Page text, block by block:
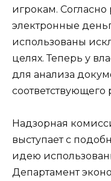
игрокам.
электронные
использованы
целях. Теперь у
для анализа
Надзорная
выступает с
идею
Департамент